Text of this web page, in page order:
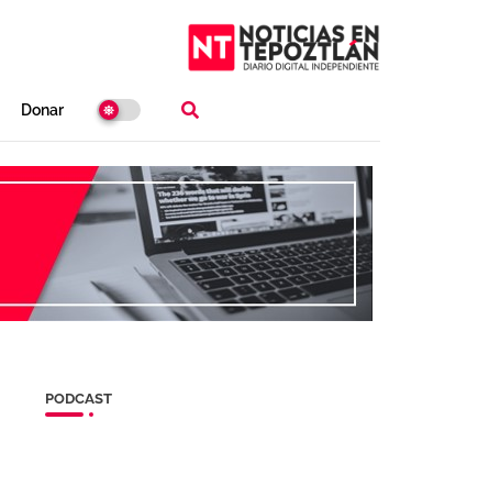
Donar
PODCAST